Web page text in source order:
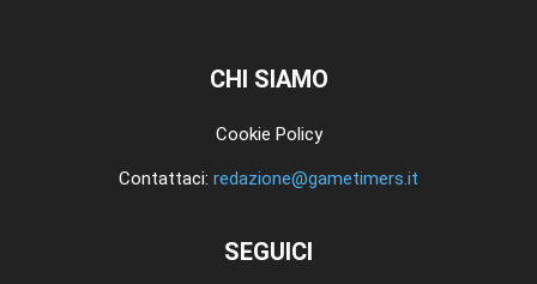
CHI SIAMO
Cookie Policy
Contattaci: redazione@gametimers.it
SEGUICI